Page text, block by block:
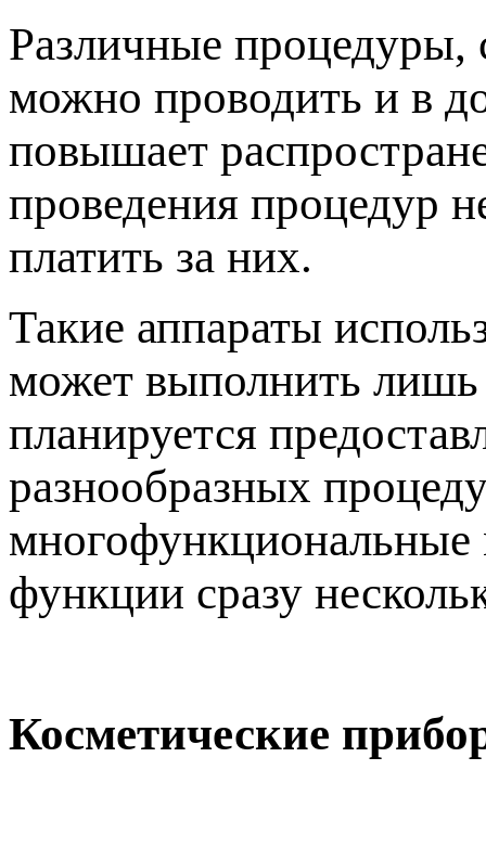
Различные процедуры,
можно проводить и в
повышает
проведения процедур
платить за них.
Такие аппараты
может выполнить
планируется
разнообразных
многофункциональные
функции сразу
Косметические